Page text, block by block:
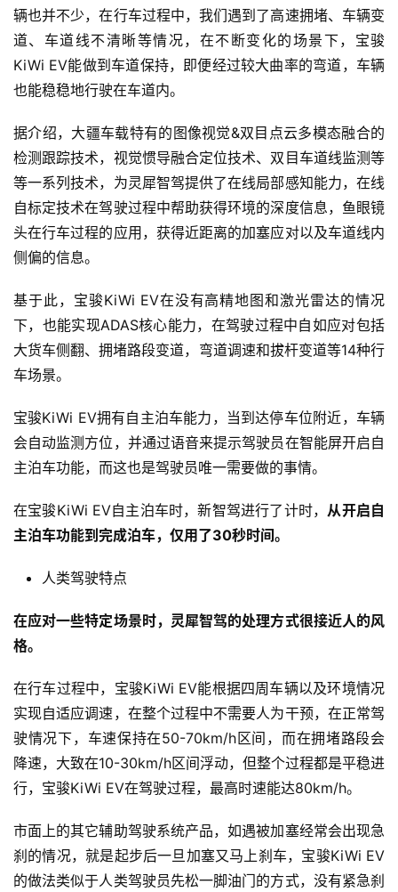
辆也并不少，在行车过程中，我们遇到了高速拥堵、车辆变
道、车道线不清晰等情况，在不断变化的场景下，宝骏
KiWi EV能做到车道保持，即便经过较大曲率的弯道，车辆
也能稳稳地行驶在车道内。
据介绍，大疆车载特有的图像视觉&双目点云多模态融合的
检测跟踪技术，视觉惯导融合定位技术、双目车道线监测等
等一系列技术，为灵犀智驾提供了在线局部感知能力，在线
自标定技术在驾驶过程中帮助获得环境的深度信息，鱼眼镜
头在行车过程的应用，获得近距离的加塞应对以及车道线内
侧偏的信息。
基于此，宝骏KiWi EV在没有高精地图和激光雷达的情况
下，也能实现ADAS核心能力，在驾驶过程中自如应对包括
大货车侧翻、拥堵路段变道，弯道调速和拔杆变道等14种行
车场景。
宝骏KiWi EV拥有自主泊车能力，当到达停车位附近，车辆
会自动监测方位，并通过语音来提示驾驶员在智能屏开启自
主泊车功能，而这也是驾驶员唯一需要做的事情。
在宝骏KiWi EV自主泊车时，新智驾进行了计时， 从开启自
主泊车功能到完成泊车，仅用了30秒时间。
人类驾驶特点
在应对一些特定场景时，灵犀智驾的处理方式很接近人的风
格。
在行车过程中，宝骏KiWi EV能根据四周车辆以及环境情况
实现自适应调速，在整个过程中不需要人为干预，在正常驾
驶情况下，车速保持在50-70km/h区间，而在拥堵路段会
降速，大致在10-30km/h区间浮动，但整个过程都是平稳进
行，宝骏KiWi EV在驾驶过程，最高时速能达80km/h。
市面上的其它辅助驾驶系统产品，如遇被加塞经常会出现急
刹的情况，就是起步后一旦加塞又马上刹车，宝骏KiWi EV
的做法类似于人类驾驶员先松一脚油门的方式，没有紧急刹